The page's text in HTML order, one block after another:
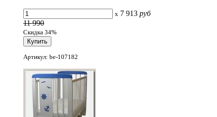
x 7 913 руб
11 990
Скидка 34%
Артикул: be-107182